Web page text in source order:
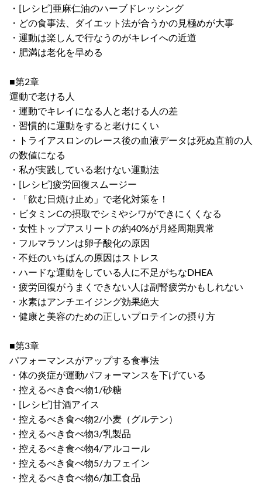
・[レシピ]亜麻仁油のハーブドレッシング
・どの食事法、ダイエット法が合うかの見極めが大事
・運動は楽しんで行なうのがキレイへの近道
・肥満は老化を早める
■第2章
運動で老ける人
・運動でキレイになる人と老ける人の差
・習慣的に運動をすると老けにくい
・トライアスロンのレース後の血液データは死ぬ直前の人
の数値になる
・私が実践している老けない運動法
・[レシピ]疲労回復スムージー
・「飲む日焼け止め」で老化対策を！
・ビタミンCの摂取でシミやシワができにくくなる
・女性トップアスリートの約40%が月経周期異常
・フルマラソンは卵子酸化の原因
・不妊のいちばんの原因はストレス
・ハードな運動をしている人に不足がちなDHEA
・疲労回復がうまくできない人は副腎疲労かもしれない
・水素はアンチエイジング効果絶大
・健康と美容のための正しいプロテインの摂り方
■第3章
パフォーマンスがアップする食事法
・体の炎症が運動パフォーマンスを下げている
・控えるべき食べ物1/砂糖
・[レシピ]甘酒アイス
・控えるべき食べ物2/小麦（グルテン）
・控えるべき食べ物3/乳製品
・控えるべき食べ物4/アルコール
・控えるべき食べ物5/カフェイン
・控えるべき食べ物6/加工食品